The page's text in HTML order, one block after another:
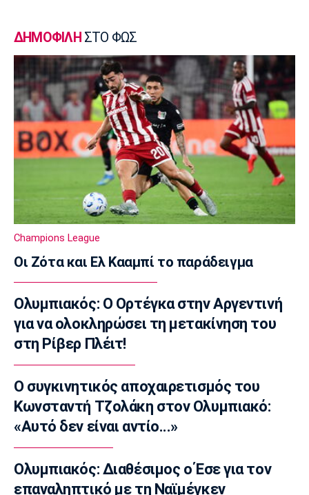
Ήττα της Ελλάδας από την Ολλανδία
Χάντμπολ
Παπάζογλου: «Βρισκόμαστε σε πολύ καλό
επίπεδο»
08:35
Conference League
Παναθηναϊκός - ΤΣΣΚΑ 1948 1-1: Τα
highlights της αναμέτρησης
Super League 1
Ολυμπιακός: Στο κάδρο και ο Βίνια
07:50
Επικαιρότητα
Πυρκαγιά: Πολύ υψηλός κίνδυνος εκδήλωσης
σε Αττική, Εύβοια και Βοιωτία
Επικαιρότητα
Καιρός: Αίθριος με υψηλές θερμοκρασίες
Εορτολόγιο: Ποιοι γιορτάζουν σήμερα
Πέμπτη 6 Αυγούστου
ΔΗΜΟΦΙΛΗ ΣΤΟ ΦΩΣ
Champions League
Οι Ζότα και Ελ Κααμπί το παράδειγμα
Ολυμπιακός: Ο Ορτέγκα στην Αργεντινή
για να ολοκληρώσει τη μετακίνηση του
στη Ρίβερ Πλέιτ!
Ο συγκινητικός αποχαιρετισμός του
Κωνσταντή Τζολάκη στον Ολυμπιακό:
«Αυτό δεν είναι αντίο...»
Ολυμπιακός: Διαθέσιμος ο Έσε για τον
επαναληπτικό με τη Ναϊμέγκεν